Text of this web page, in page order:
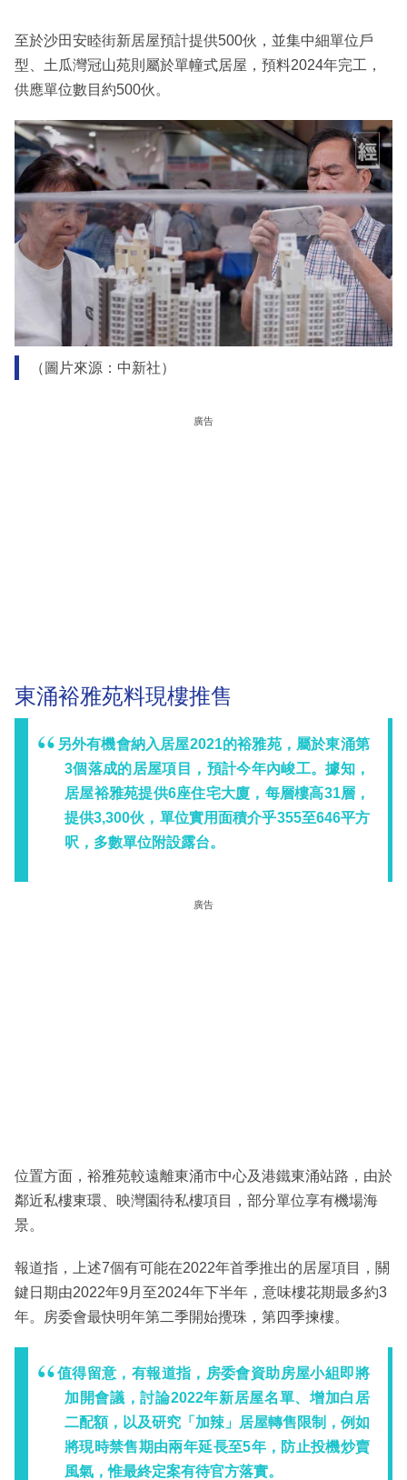
至於沙田安睦街新居屋預計提供500伙，並集中細單位戶
型、土瓜灣冠山苑則屬於單幢式居屋，預料2024年完工，
供應單位數目約500伙。
（圖片來源：中新社）
廣告
東涌裕雅苑料現樓推售
另外有機會納入居屋2021的裕雅苑，屬於東涌第
3個落成的居屋項目，預計今年內峻工。據知，
居屋裕雅苑提供6座住宅大廈，每層樓高31層，
提供3,300伙，單位實用面積介乎355至646平方
呎，多數單位附設露台。
廣告
位置方面，裕雅苑較遠離東涌市中心及港鐵東涌站路，由於
鄰近私樓東環、映灣園待私樓項目，部分單位享有機場海
景。
報道指，上述7個有可能在2022年首季推出的居屋項目，關
鍵日期由2022年9月至2024年下半年，意味樓花期最多約3
年。房委會最快明年第二季開始攪珠，第四季揀樓。
值得留意，有報道指，房委會資助房屋小組即將
加開會議，討論2022年新居屋名單、增加白居
二配額，以及研究「加辣」居屋轉售限制，例如
將現時禁售期由兩年延長至5年，防止投機炒賣
風氣，惟最終定案有待官方落實。